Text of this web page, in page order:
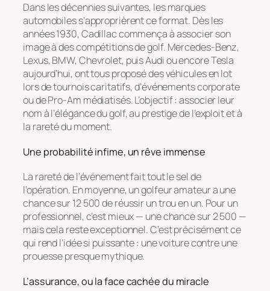
Dans les décennies suivantes, les marques
automobiles s’approprièrent ce format. Dès les
années 1930, Cadillac commença à associer son
image à des compétitions de golf. Mercedes-Benz,
Lexus, BMW, Chevrolet, puis Audi ou encore Tesla
aujourd’hui, ont tous proposé des véhicules en lot
lors de tournois caritatifs, d’événements corporate
ou de Pro-Am médiatisés. L’objectif : associer leur
nom à l’élégance du golf, au prestige de l’exploit et à
la rareté du moment.
Une probabilité infime, un rêve immense
La rareté de l’événement fait tout le sel de
l’opération. En moyenne, un golfeur amateur a une
chance sur 12 500 de réussir un trou en un. Pour un
professionnel, c’est mieux — une chance sur 2 500 —
mais cela reste exceptionnel. C’est précisément ce
qui rend l’idée si puissante : une voiture contre une
prouesse presque mythique.
L’assurance, ou la face cachée du miracle